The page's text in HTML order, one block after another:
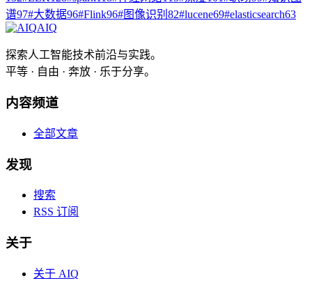
谱97#大数据96#Flink96#图像识别 82#lucene69#elasticsearch63
AIQ
探索人工智能技术前沿与实践。
平等 · 自由 · 奔放 · 乐于分享。
内容频道
全部文章
发现
搜索
RSS 订阅
关于
关于 AIQ